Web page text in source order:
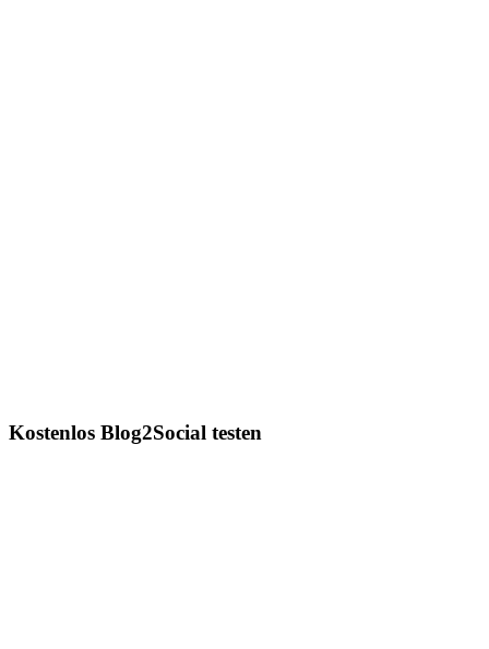
Kostenlos Blog2Social testen